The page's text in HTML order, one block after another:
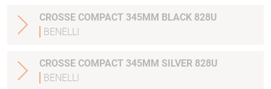
CROSSE COMPACT 345MM BLACK 828U
BENELLI
CROSSE COMPACT 345MM SILVER 828U
BENELLI